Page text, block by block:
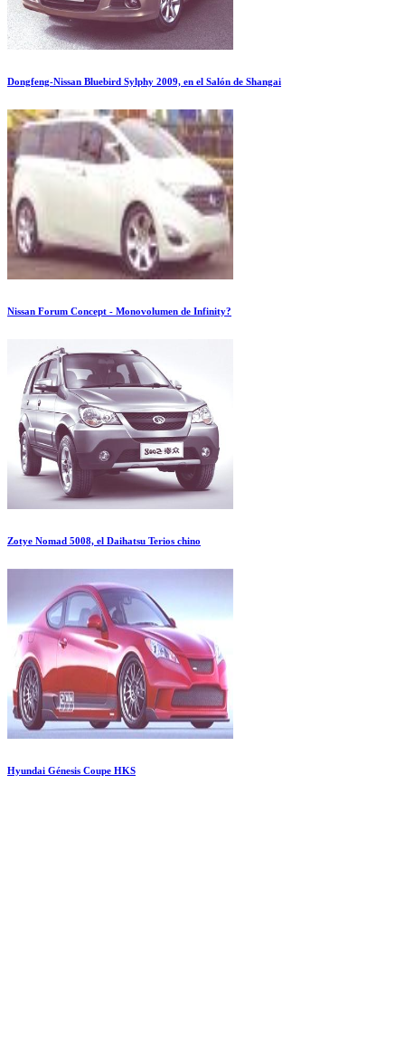
Dongfeng-Nissan Bluebird Sylphy 2009, en el Salón de Shangai
Nissan Forum Concept - Monovolumen de Infinity?
Zotye Nomad 5008, el Daihatsu Terios chino
Hyundai Génesis Coupe HKS